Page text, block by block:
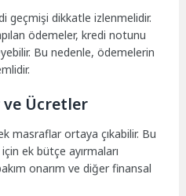
geçmişi dikkatle izlenmelidir.
ödemeler, kredi notunu
Bu nedenle, ödemelerin
ve Ücretler
masraflar ortaya çıkabilir. Bu
ek bütçe ayırmaları
onarım ve diğer finansal